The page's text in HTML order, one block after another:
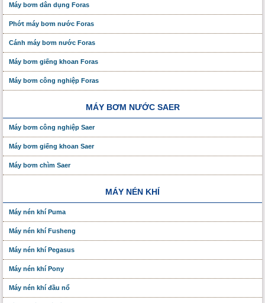
Máy bơm dân dụng Foras
Phớt máy bơm nước Foras
Cánh máy bơm nước Foras
Máy bơm giếng khoan Foras
Máy bơm công nghiệp Foras
MÁY BƠM NƯỚC SAER
Máy bơm công nghiệp Saer
Máy bơm giếng khoan Saer
Máy bơm chìm Saer
MÁY NÉN KHÍ
Máy nén khí Puma
Máy nén khí Fusheng
Máy nén khí Pegasus
Máy nén khí Pony
Máy nén khí đầu nổ